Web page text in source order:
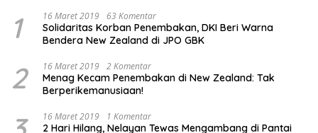
1 16 Maret 2019 63 Komentar
Solidaritas Korban Penembakan, DKI Beri Warna
Bendera New Zealand di JPO GBK
2 16 Maret 2019 2 Komentar
Menag Kecam Penembakan di New Zealand: Tak
Berperikemanusiaan!
16 Maret 2019 1 Komentar
2 Hari Hilang, Nelayan Tewas Mengambang di Pantai